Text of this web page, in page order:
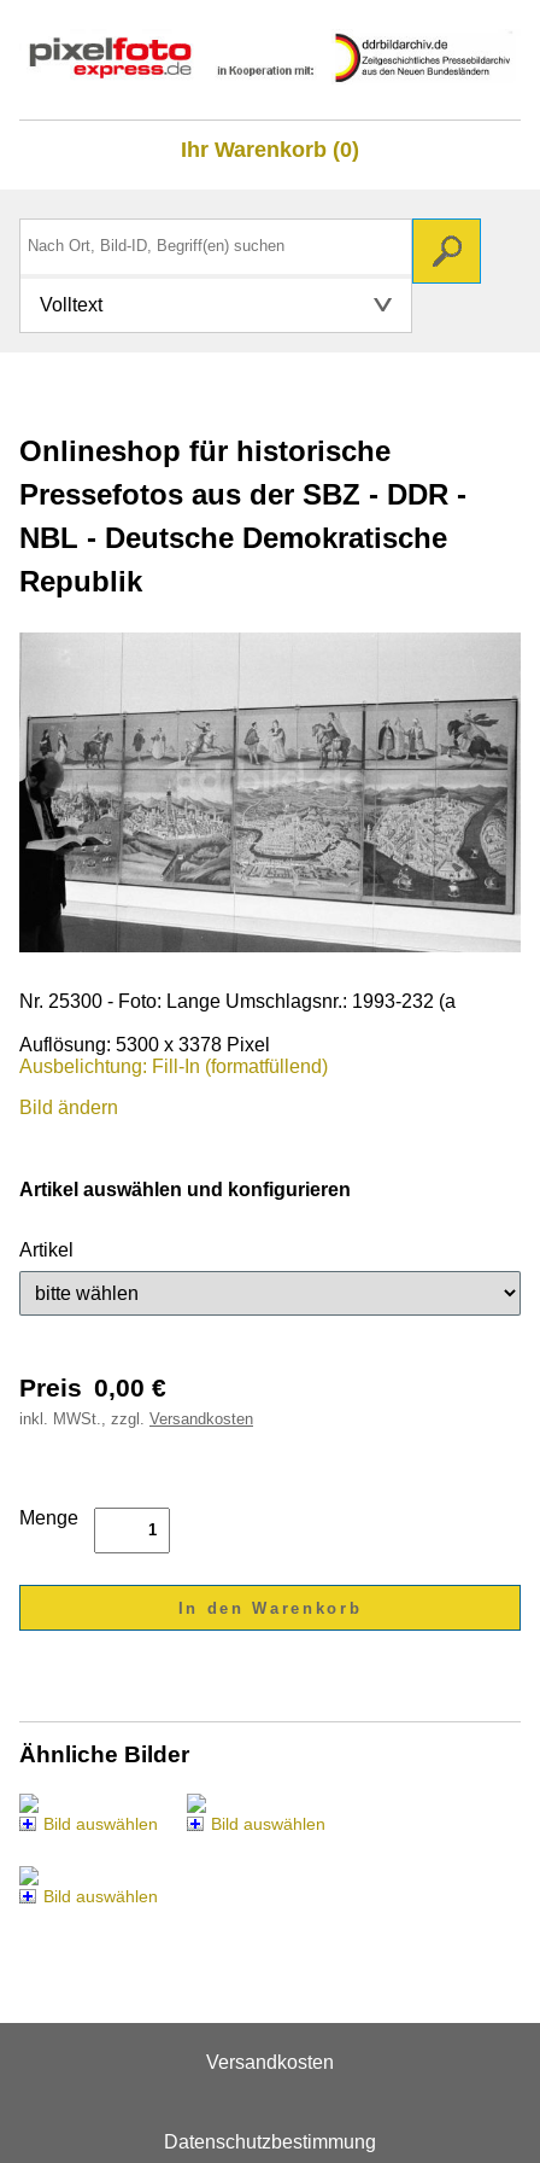
Ihr Warenkorb (0)
Volltext
Onlineshop für historische
Pressefotos aus der SBZ - DDR -
NBL - Deutsche Demokratische
Republik
Nr. 25300 - Foto: Lange Umschlagsnr.: 1993-232 (a
Auflösung: 5300 x 3378 Pixel
Ausbelichtung: Fill-In (formatfüllend)
Bild ändern
Artikel auswählen und konfigurieren
Artikel
Preis 0,00 €
inkl. MWSt., zzgl. Versandkosten
Menge
Ähnliche Bilder
Bild auswählen Bild auswählen
Bild auswählen
Versandkosten
Datenschutzbestimmung